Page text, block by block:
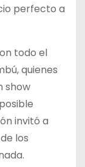
perfecto a
todo el
quienes
show
invitó a
los